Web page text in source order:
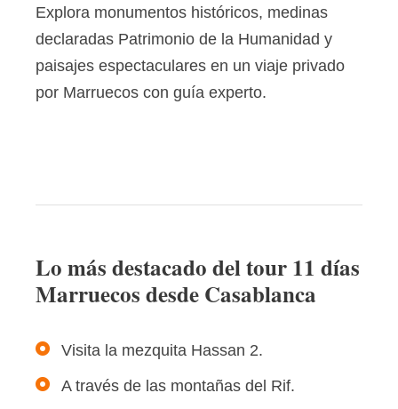
Explora monumentos históricos, medinas
declaradas Patrimonio de la Humanidad y
paisajes espectaculares en un viaje privado
por Marruecos con guía experto.
Lo más destacado del tour 11 días
Marruecos desde Casablanca
Visita la mezquita Hassan 2.
A través de las montañas del Rif.